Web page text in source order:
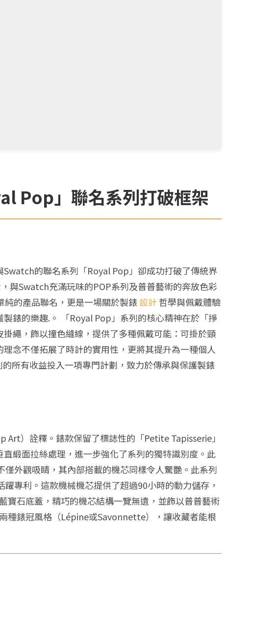
Pop」聯名系列打破框架
的聯名系列「Royal Pop」卻成功打破了傳統界
與Swatch充滿玩味的POP系列及普普藝術的奔放色彩
的產品聯名，更是一場關於製錶 設計 哲學與佩戴體驗
錶的樂趣.。 「Royal Pop」系列的核心精神在於「掙
繩，飾以撞色縫線，提供了多種佩戴可能：可掛於頸
念不僅拓展了時計的實用性，更將其提升為一種個人
所有收益投入一項專門計劃，致力於傳承與保護製錶
Art）詮釋。錶款保留了標誌性的「Petite Tapisserie」
緞面拉絲處理，進一步強化了系列的獨特識別度。此
外觀吸睛，其內部搭載的機芯同樣令人驚艷。此系列
專利。這款機械機芯提供了超過90小時的動力儲存，
石底蓋，精巧的機芯結構一覽無遺，並飾以普普藝術
種錶冠風格（Lépine或Savonnette），讓收藏者能根